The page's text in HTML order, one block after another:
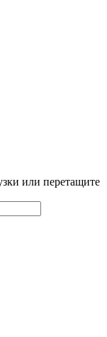
или перетащите